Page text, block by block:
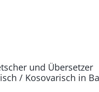
und Übersetzer
/ Kosovarisch in